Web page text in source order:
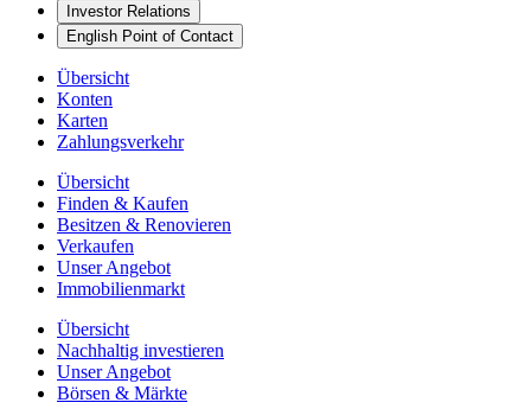
Investor Relations
English Point of Contact
Übersicht
Konten
Karten
Zahlungsverkehr
Übersicht
Finden & Kaufen
Besitzen & Renovieren
Verkaufen
Unser Angebot
Immobilienmarkt
Übersicht
Nachhaltig investieren
Unser Angebot
Börsen & Märkte